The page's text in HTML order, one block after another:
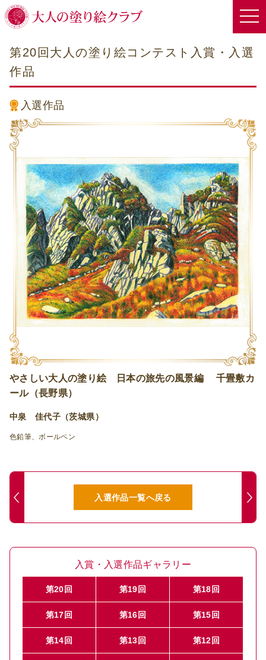
第20回大人の塗り絵コンテスト入賞・入選
作品
入選作品
やさしい大人の塗り絵 日本の旅先の風景編 千畳敷カ
ール（長野県）
中泉 佳代子（茨城県）
色鉛筆、ボールペン
入選作品一覧へ戻る
入賞・入選作品ギャラリー
第20回 第19回 第18回
第17回 第16回 第15回
第14回 第13回 第12回